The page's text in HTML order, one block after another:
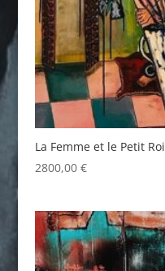
La Femme et le Petit Roi
2800,00 €